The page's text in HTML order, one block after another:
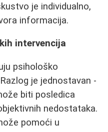
je individualno,
informacija.
intervencija
psihološko
je jednostavan -
biti posledica
nedostataka.
pomoći u